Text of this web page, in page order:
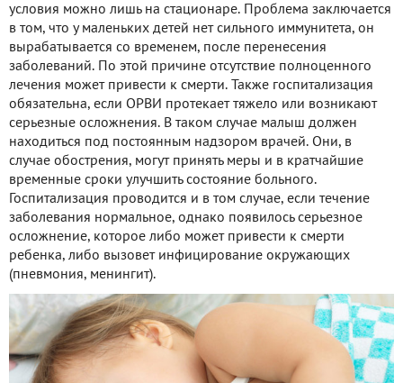
условия можно лишь на стационаре. Проблема заключается
в том, что у маленьких детей нет сильного иммунитета, он
вырабатывается со временем, после перенесения
заболеваний. По этой причине отсутствие полноценного
лечения может привести к смерти. Также госпитализация
обязательна, если ОРВИ протекает тяжело или возникают
серьезные осложнения. В таком случае малыш должен
находиться под постоянным надзором врачей. Они, в
случае обострения, могут принять меры и в кратчайшие
временные сроки улучшить состояние больного.
Госпитализация проводится и в том случае, если течение
заболевания нормальное, однако появилось серьезное
осложнение, которое либо может привести к смерти
ребенка, либо вызовет инфицирование окружающих
(пневмония, менингит).